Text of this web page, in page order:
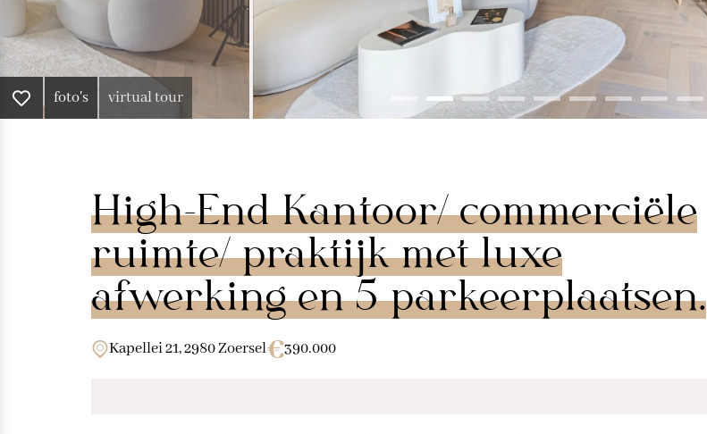
foto's virtual tour
High-End Kantoor/ commerciële
ruimte/ praktijk met luxe
afwerking en 5 parkeerplaatsen.
Kapellei 21, 2980 Zoersel 390.000